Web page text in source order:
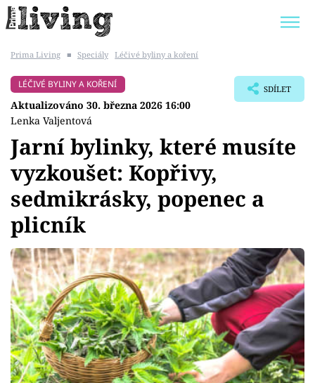
BYDLENÍ SLAVNÝCH
ZAHRADA
Témata
Bydlení
Zahrada
Design
Sledujte prima+
Přihlášení
Prima Living ■ Speciály Léčivé byliny a koření
LÉČIVÉ BYLINY A KOŘENÍ
Aktualizováno 30. března 2026 16:00
Lenka Valjentová
SDÍLET
Jarní bylinky, které musíte
vyzkoušet: Kopřivy,
sedmikrásky, popenec a
plicník